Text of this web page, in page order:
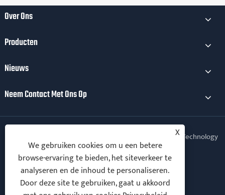
Over Ons
Producten
Nieuws
Neem Contact Met Ons Op
Copyright © 2025 Xiamen Kechuang Electromechanical Technology
Co., Ltd. Alle rechten voorbehouden.
Follow Us
X
We gebruiken cookies om u een betere
browse-ervaring te bieden, het siteverkeer te
analyseren en de inhoud te personaliseren.
Door deze site te gebruiken, gaat u akkoord